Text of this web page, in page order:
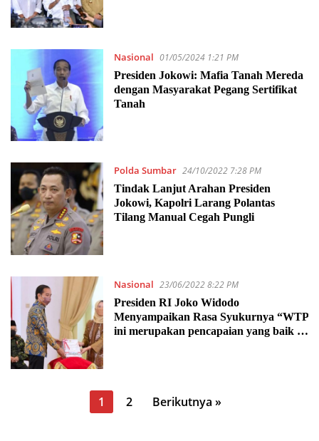
Nasional 01/05/2024 1:21 PM
Presiden Jokowi: Mafia Tanah Mereda
dengan Masyarakat Pegang Sertifikat
Tanah
Polda Sumbar 24/10/2022 7:28 PM
Tindak Lanjut Arahan Presiden
Jokowi, Kapolri Larang Polantas
Tilang Manual Cegah Pungli
Nasional 23/06/2022 8:22 PM
Presiden RI Joko Widodo
Menyampaikan Rasa Syukurnya “WTP
ini merupakan pencapaian yang baik di
1 2 Berikutnya »